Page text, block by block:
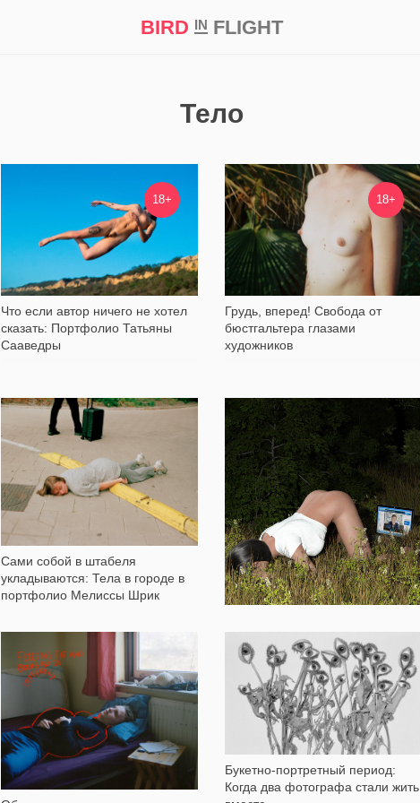
BIRD INFLIGHT
Тело
18+
Что если автор ничего не хотел
сказать: Портфолио Татьяны
Сааведры
18+
Грудь, вперед! Свобода от
бюстгальтера глазами
художников
11 493
Сами собой в штабеля
укладываются: Тела в городе в
портфолио Мелиссы Шрик
8 841
Симулятор нереальности в
портфолио Ольги Федоровой
25 623
2 555
Букетно-портретный период:
Когда два фотографа стали жить
1 266